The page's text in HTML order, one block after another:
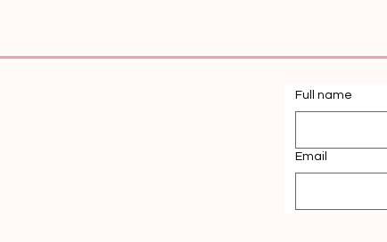
Full name
Email